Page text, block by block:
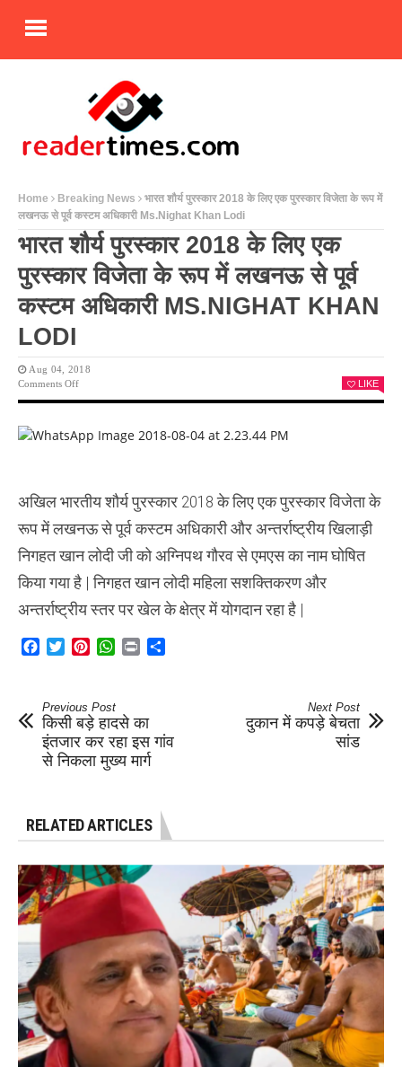
Home Breaking News
भारत शौर्य पुरस्कार 2018 के लिए एक पुरस्कार विजेता के रूप में
लखनऊ से पूर्व कस्टम अधिकारी Ms.Nighat Khan Lodi
भारत शौर्य पुरस्कार 2018 के लिए एक
पुरस्कार विजेता के रूप में लखनऊ से पूर्व
कस्टम अधिकारी MS.NIGHAT KHAN
LODI
Aug 04, 2018
Comments OffOn
2018
पुरस्कार
के
में
से
कस्टम
Ms.Nighat
Khan
LIKE
अखिल भारतीय शौर्य पुरस्कार 2018 के लिए एक पुरस्कार विजेता के
रूप में लखनऊ से पूर्व कस्टम अधिकारी और अन्तर्राष्ट्रीय खिलाड़ी
निगहत खान लोदी जी को अग्निपथ गौरव से एमएस का नाम घोषित
किया गया है | निगहत खान लोदी महिला सशक्तिकरण और
अन्तर्राष्ट्रीय स्तर पर खेल के क्षेत्र में योगदान रहा है |
Facebook
TwitterPinterestWhatsApp
Print
Previous Post
किसी बड़े हादसे का
इंतजार कर रहा इस गांव
से निकला मुख्य मार्ग
Next Post
दुकान में कपड़े बेचता
सांड
RELATED ARTICLES